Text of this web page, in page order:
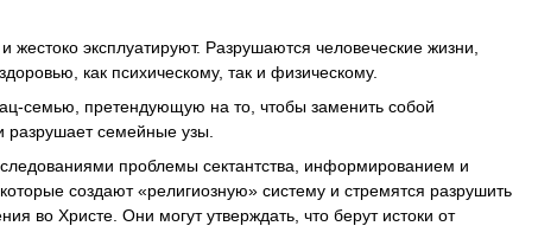
эксплуатируют. Разрушаются человеческие жизни,
как психическому, так и физическому.
семью, претендующую на то, чтобы заменить собой
семейные узы.
проблемы сектантства, информированием и
создают «религиозную» систему и стремятся разрушить
во Христе. Они могут утверждать, что берут истоки от